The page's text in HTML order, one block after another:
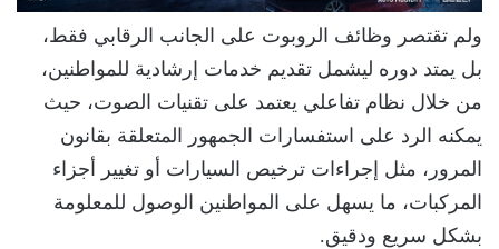
ولم تقتصر وظائف الروبوت على الجانب الرقابي فقط،
بل يمتد دوره ليشمل تقديم خدمات إرشادية للمواطنين،
من خلال نظام تفاعلي يعتمد على تقنيات الصوت، حيث
يمكنه الرد على استفسارات الجمهور المتعلقة بقانون
المرور، مثل إجراءات ترخيص السيارات أو تغيير أجزاء
المركبات، ما يسهل على المواطنين الوصول للمعلومة
بشكل سريع ودقيق.